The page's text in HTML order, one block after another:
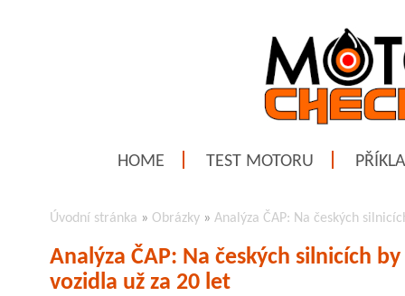
HOME TEST MOTORU
Úvodní stránka » Obrázky » Analýza ČAP: Na českých
Analýza ČAP: Na českých silnicích
vozidla už za 20 let